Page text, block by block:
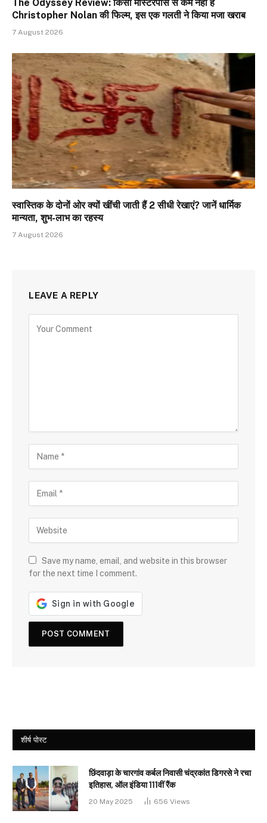
The Odyssey Review: किसी मास्टरपीस से कम नहीं है
Christopher Nolan की फिल्म, इस एक गलती ने किया मजा खराब
7 August 2026
स्वास्तिक के दोनों ओर क्यों खींची जाती हैं 2 सीधी रेखाएं? जानें धार्मिक
मान्यता, शुभ-लाभ का रहस्य
7 August 2026
LEAVE A REPLY
Save my name, email, and website in this browser
for the next time I comment.
शीर्ष पोस्ट
छिंदवाड़ा के चारगांव कर्बल निवासी चंद्रकांत डिगरसे ने रचा
इतिहास, ऑल इंडिया 111वीं रैंक
20 May 2025 656 Views